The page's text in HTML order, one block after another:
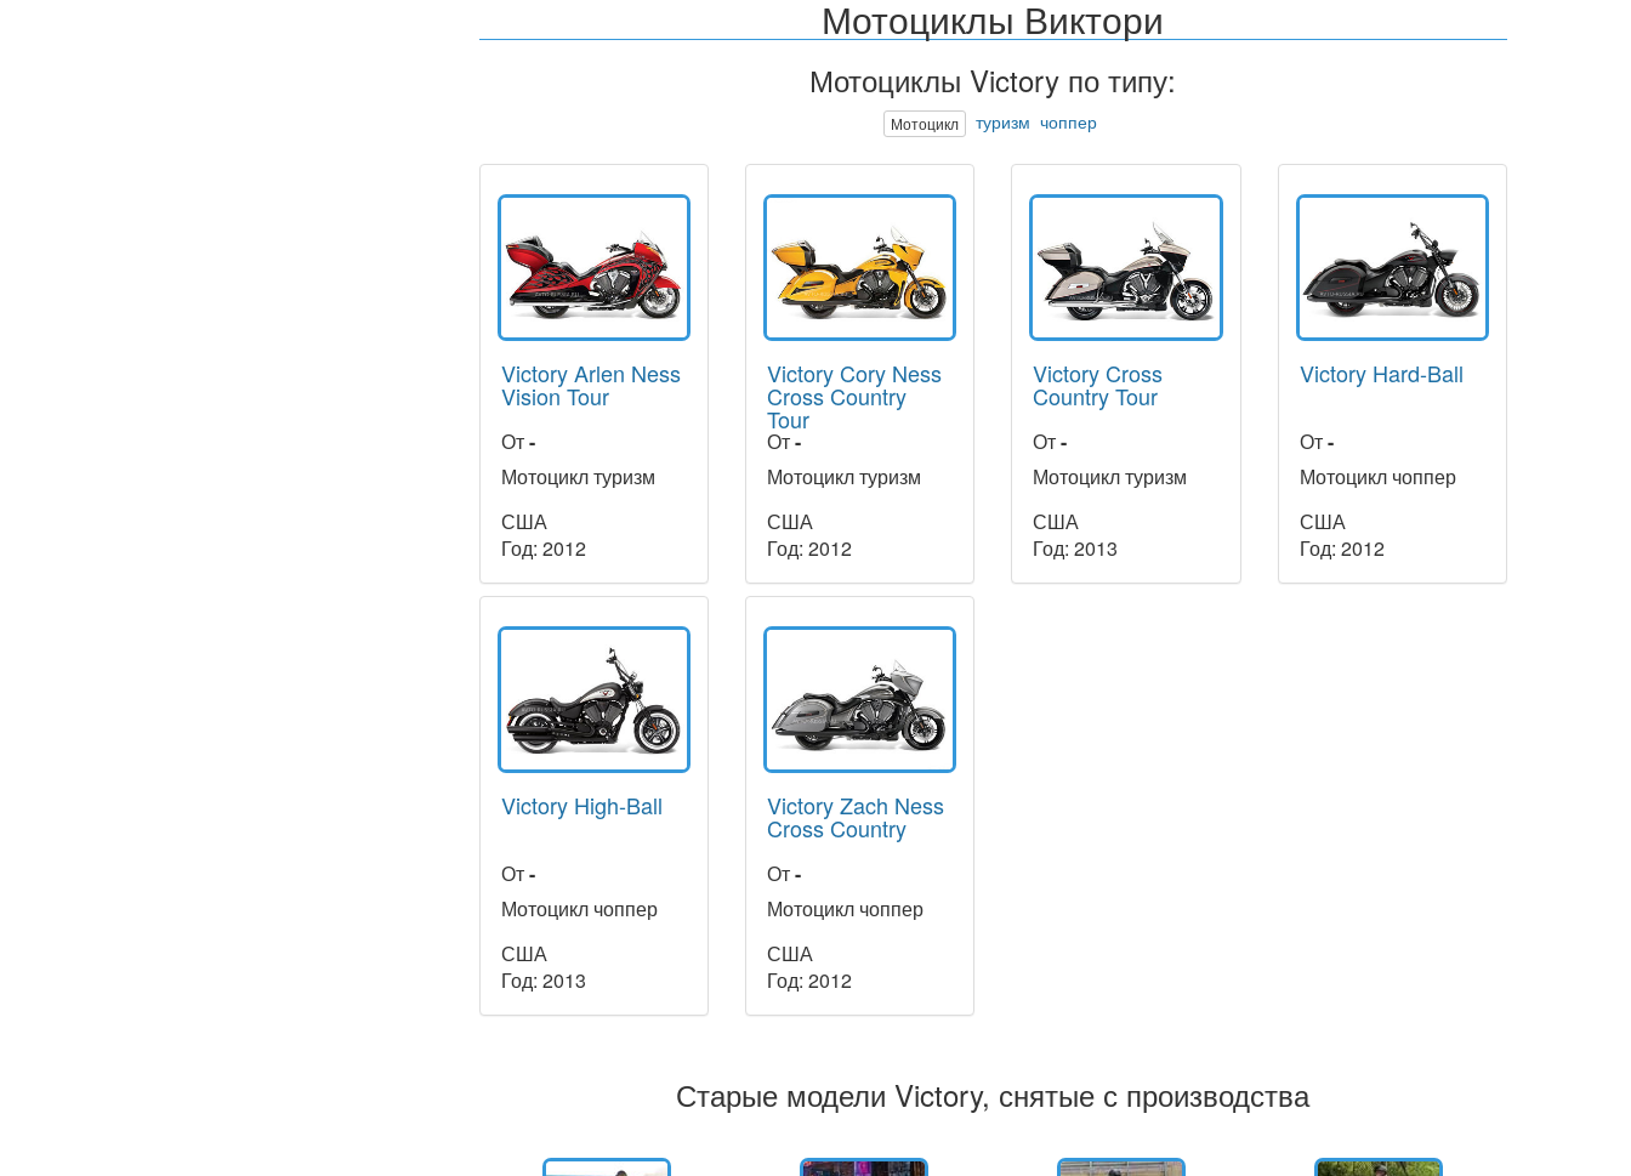
Мотоциклы Виктори
Мотоциклы Victory по типу:
Мотоцикл туризм чоппер
Victory Arlen Ness
Vision Tour
От-
Мотоцикл туризм
США
Год: 2012
Victory Cory Ness
Cross Country
Tour
От-
Мотоцикл туризм
США
Год: 2012
Victory Cross
Country Tour
От-
Мотоцикл туризм
США
Год: 2013
Victory Hard-Ball
От-
Мотоцикл чоппер
США
Год: 2012
Victory High-Ball
От-
Мотоцикл чоппер
США
Год: 2013
Victory Zach Ness
Cross Country
От-
Мотоцикл чоппер
США
Год: 2012
Старые модели Victory, снятые с производства